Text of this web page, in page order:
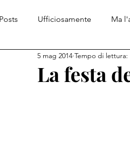
Ufficiosamente Ma
PiantataStorta Contemporanea
La festa
5 mag 2014 Tempo di lettura: